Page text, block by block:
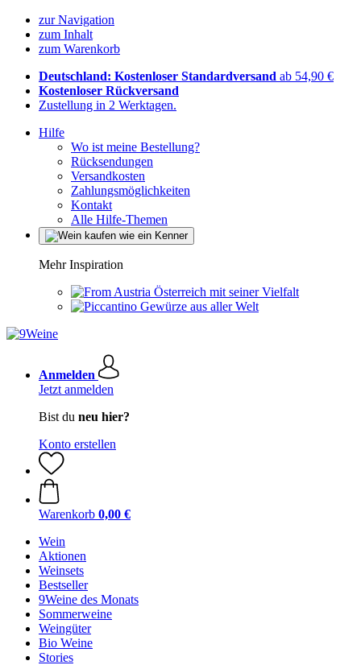
zur Navigation
zum Inhalt
zum Warenkorb
Deutschland: Kostenloser Standardversand ab 54,90 €
Kostenloser Rückversand
Zustellung in 2 Werktagen.
Hilfe
Wo ist meine Bestellung?
Rücksendungen
Versandkosten
Zahlungsmöglichkeiten
Kontakt
Alle Hilfe-Themen
Mehr Inspiration
Österreich mit seiner Vielfalt
Gewürze aus aller Welt
Anmelden
Jetzt anmelden
Bist du neu hier?
Konto erstellen
Warenkorb 0,00 €
Wein
Aktionen
Weinsets
Bestseller
9Weine des Monats
Sommerweine
Weingüter
Bio Weine
Stories